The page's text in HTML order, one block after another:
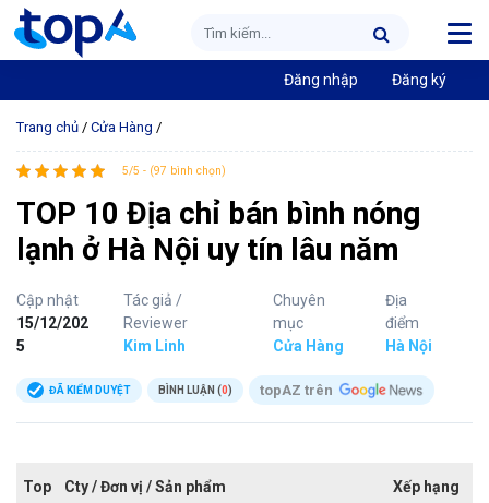
Đăng nhập Đăng ký
Trang chủ / Cửa Hàng /
5/5 - (97 bình chọn)
TOP 10 Địa chỉ bán bình nóng
lạnh ở Hà Nội uy tín lâu năm
Cập nhật
15/12/202
5
Tác giả /
Reviewer
Kim Linh
Chuyên
mục
Cửa Hàng
Địa
điểm
Hà Nội
ĐÃ KIỂM DUYỆT BÌNH LUẬN (0) topAZ trên
Top Cty / Đơn vị / Sản phẩm Xếp hạng